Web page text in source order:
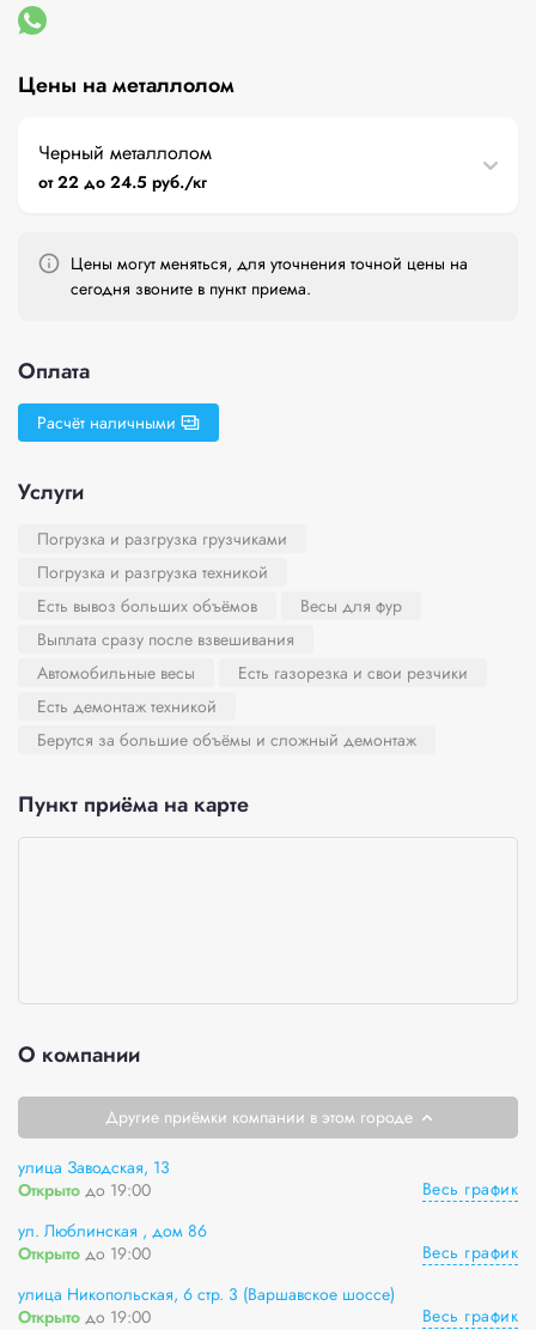
Цены на металлолом
Черный металлолом
от 22 до 24.5 руб./кг
Цены могут меняться, для уточнения точной цены на
сегодня звоните в пункт приема.
Оплата
Расчёт наличными
Услуги
Погрузка и разгрузка грузчиками
Погрузка и разгрузка техникой
Есть вывоз больших объёмов
Весы для фур
Выплата сразу после взвешивания
Автомобильные весы
Есть газорезка и свои резчики
Есть демонтаж техникой
Берутся за большие объёмы и сложный демонтаж
Пункт приёма на карте
О компании
Другие приёмки компании в этом городе
улица Заводская, 13
Открыто до 19:00
Весь график
ул. Люблинская , дом 86
Открыто до 19:00
Весь график
улица Никопольская, 6 стр. 3 (Варшавское шоссе)
Открыто до 19:00
Весь график